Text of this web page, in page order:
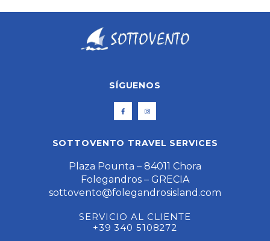
SÍGUENOS
SOTTOVENTO TRAVEL SERVICES
Plaza Pounta – 84011 Chora
Folegandros – GRECIA
sottovento@folegandrosisland.com
SERVICIO AL CLIENTE
+39 340 5108272